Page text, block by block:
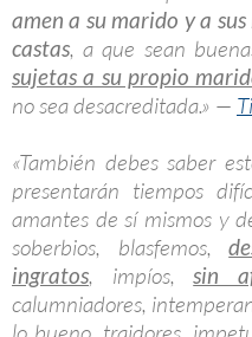
amen a su marido y a
castas, a que sean
sujetas a su propio
no sea desacreditada.» —
«También debes saber
presentarán tiempos
amantes de sí mismos y
soberbios, blasfemos,
ingratos, impíos,sin
calumniadores,